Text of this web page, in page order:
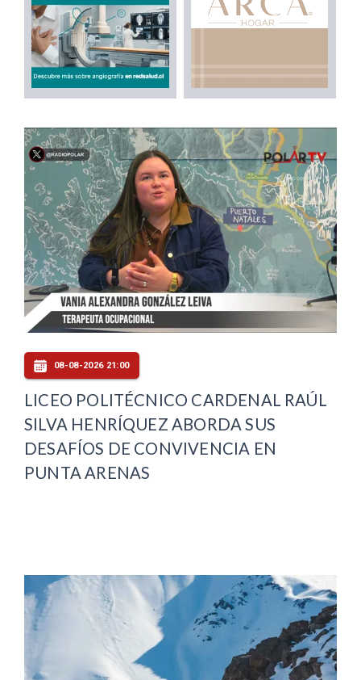
08-08-2026 21:00
LICEO POLITÉCNICO CARDENAL RAÚL
SILVA HENRÍQUEZ ABORDA SUS
DESAFÍOS DE CONVIVENCIA EN
PUNTA ARENAS